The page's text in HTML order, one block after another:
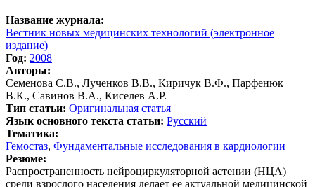
Название журнала:
Вестник новых медицинских технологий (электронное
издание)
Год: 2008
Авторы:
Семенова С.В., Лученков В.В., Киричук В.Ф., Парфенюк
В.К., Савинов В.А., Киселев А.Р.
Тип статьи: Оригинальная статья
Язык основного текста статьи: Русский
Тематика:
Гемостаз, Фундаментальные исследования в кардиологии
Резюме:
Распространенность нейроциркуляторной астении (НЦА)
среди взрослого населения делает ее актуальной медицинской